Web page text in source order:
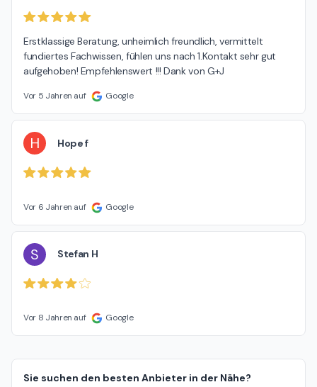
Erstklassige Beratung, unheimlich freundlich, vermittelt
fundiertes Fachwissen, fühlen uns nach 1.Kontakt sehr gut
aufgehoben! Empfehlenswert !!! Dank von G+J
Vor 5 Jahren auf Google
H Hope f
Vor 6 Jahren auf Google
S Stefan H
Vor 8 Jahren auf Google
Sie suchen den besten Anbieter in der Nähe?